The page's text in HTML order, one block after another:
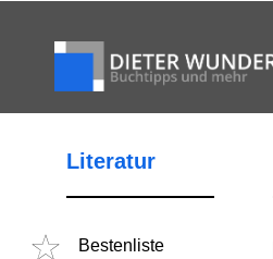
Literatur
Bestenliste